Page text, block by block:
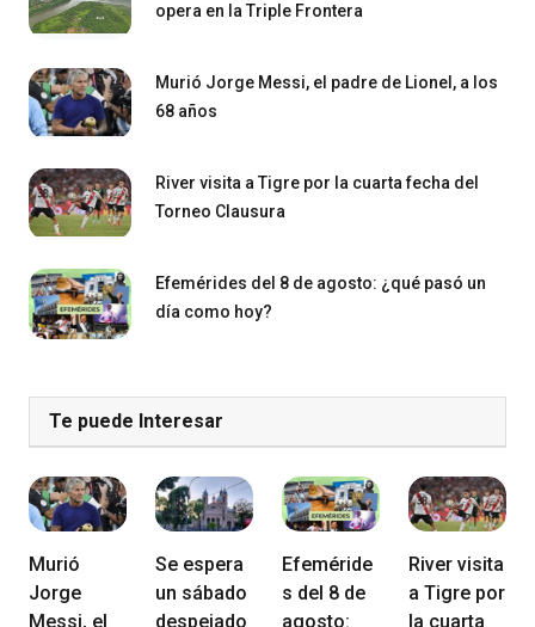
opera en la Triple Frontera
Murió Jorge Messi, el padre de Lionel, a los
68 años
River visita a Tigre por la cuarta fecha del
Torneo Clausura
Efemérides del 8 de agosto: ¿qué pasó un
día como hoy?
Te puede Interesar
Murió
Jorge
Messi, el
Se espera
un sábado
despejado
Efeméride
s del 8 de
agosto:
River visita
a Tigre por
la cuarta